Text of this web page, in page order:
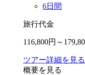
6日間
旅行代金
116,800円～
ツアー詳細を見る
概要を見る